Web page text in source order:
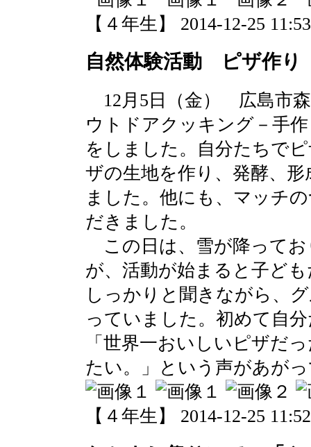
【４年生】 2014-12-25
自然体験活動 ピザ作り
12月5日（金） 広島市
ウトドアクッキング－手
をしました。自分たちで
ザの生地を作り、発酵、
ました。他にも、マッチ
だきました。
この日は、雪が降ってお
が、活動が始まると子ど
しっかりと聞きながら、
っていました。初めて自
「世界一おいしいピザだ
たい。」という声があが
【４年生】 2014-12-25